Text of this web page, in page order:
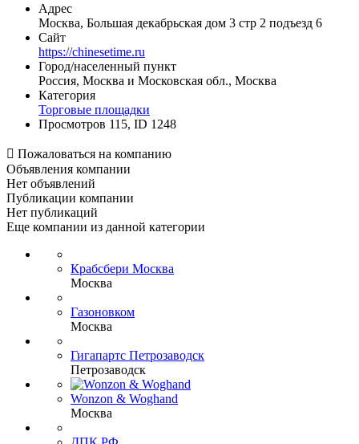
Адрес
Москва, Большая декабрьская дом 3 стр 2 подъезд 6
Сайт
https://chinesetime.ru
Город/населенный пункт
Россия, Москва и Московская обл., Москва
Категория
Торговые площадки
Просмотров 115, ID 1248
 Пожаловаться на компанию
Объявления компании
Нет объявлений
Публикации компании
Нет публикаций
Еще компании из данной категории
Крабсбери Москва
Москва
Газоновком
Москва
Гигапартс Петрозаводск
Петрозаводск
Wonzon & Woghand
Москва